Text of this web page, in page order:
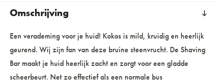
Omschrijving
Een verademing voor je huid! Kokos is mild, kruidig en heerlijk
geurend. Wij zijn fan van deze bruine steenvrucht. De Shaving
Bar maakt je huid heerlijk zacht en zorgt voor een gladde
scheerbeurt. Net zo effectief als een normale bus